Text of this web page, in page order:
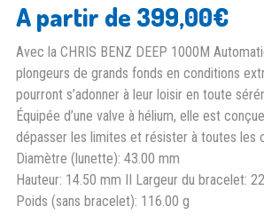
A partir de 399,00€
Avec la CHRIS BENZ DEEP 1000M
plongeurs de grands fonds en conditions
pourront s’adonner à leur loisir en toute
Équipée d’une valve à hélium, elle est
dépasser les limites et résister à toutes les
Diamètre (lunette): 43.00 mm
Hauteur: 14.50 mm II Largeur du bracelet:
Poids (sans bracelet): 116.00 g